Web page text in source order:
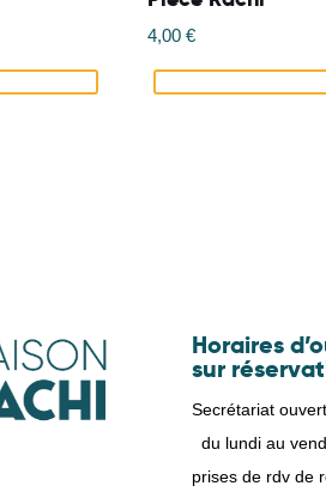
4,00€
Horaires
sur
Secrétariat
du lundi au
prises de rdv de